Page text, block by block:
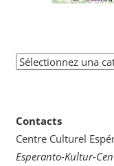
Sélectionnez
Contacts
Centre Culturel
Esperanto-Kultur-